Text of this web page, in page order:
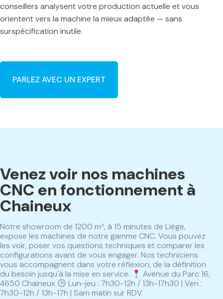
conseillers analysent votre production actuelle et vous
orientent vers la machine la mieux adaptée — sans
surspécification inutile.
PARLEZ AVEC UN EXPERT
Venez voir nos machines
CNC en fonctionnement à
Chaineux
Notre showroom de 1200 m², à 15 minutes de Liège,
expose les machines de notre gamme CNC. Vous pouvez
les voir, poser vos questions techniques et comparer les
configurations avant de vous engager. Nos techniciens
vous accompagnent dans votre réflexion, de la définition
du besoin jusqu'à la mise en service.
Avenue du Parc 16,
4650 Chaineux
Lun-jeu : 7h30-12h / 13h-17h30 | Ven :
7h30-12h / 13h-17h | Sam matin sur RDV